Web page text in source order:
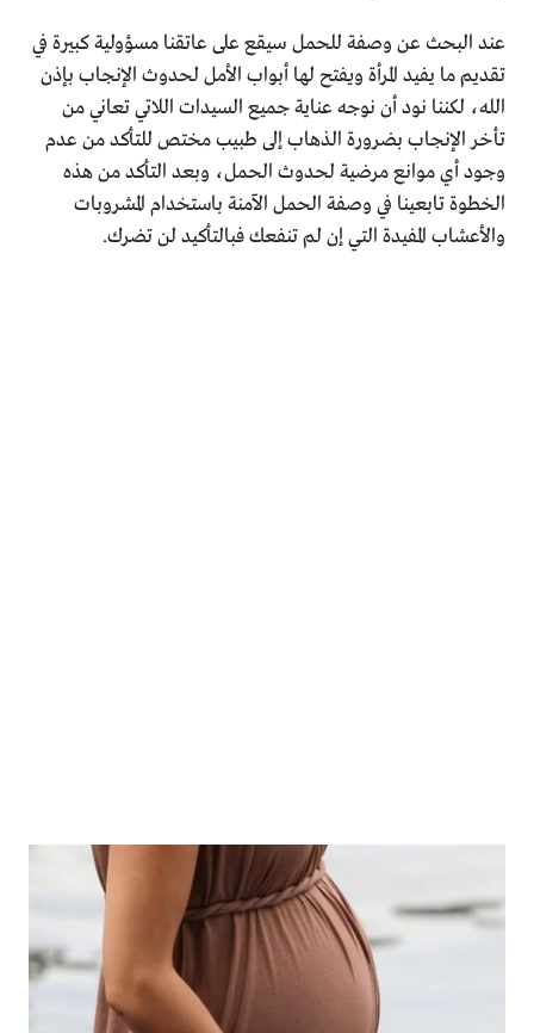
عند البحث عن وصفة للحمل سيقع على عاتقنا مسؤولية كبيرة في
تقديم ما يفيد المرأة ويفتح لها أبواب الأمل لحدوث الإنجاب بإذن
الله، لكننا نود أن نوجه عناية جميع السيدات اللاتي تعاني من
تأخر الإنجاب بضرورة الذهاب إلى طبيب مختص للتأكد من عدم
وجود أي موانع مرضية لحدوث الحمل، وبعد التأكد من هذه
الخطوة تابعينا في وصفة الحمل الآمنة باستخدام المشروبات
والأعشاب المفيدة التي إن لم تنفعك فبالتأكيد لن تضرك.